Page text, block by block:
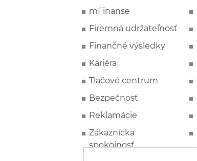
mFinanse
Firemná udržateľnosť
Finančné výsledky
Kariéra
Tlačové centrum
Bezpečnosť
Reklamácie
Zákaznícka
spokojnosť